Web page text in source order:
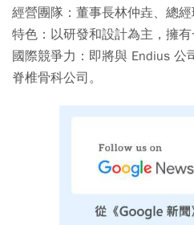
經營團隊：董事長林仲垚、總
特色：以研發和設計為主，擁
國際競爭力：即將與 Endius 公
脊椎骨科公司。